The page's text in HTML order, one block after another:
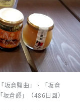
坂倉鹽曲」、「坂倉
倉醪」（486日圓）